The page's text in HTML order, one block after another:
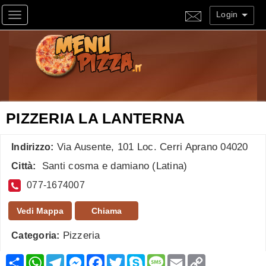
Toggle navigation Login
PIZZERIA LA LANTERNA
Indirizzo: Via Ausente, 101 Loc. Cerri Aprano 04020
Città: Santi cosma e damiano ( Latina)
077-1674007
Vedi Mappa Chiama
Categoria: Pizzeria
CondividiWhatsApp
TelegramMessenger
Facebook
TwitterSkypeMessage
Email